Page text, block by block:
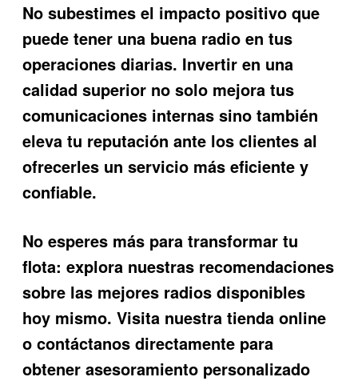
No subestimes el impacto positivo que
puede tener una buena radio en tus
operaciones diarias. Invertir en una
calidad superior no solo mejora tus
comunicaciones internas sino también
eleva tu reputación ante los clientes al
ofrecerles un servicio más eficiente y
confiable.
No esperes más para transformar tu
flota: explora nuestras recomendaciones
sobre las mejores radios disponibles
hoy mismo. Visita nuestra tienda online
o contáctanos directamente para
obtener asesoramiento personalizado